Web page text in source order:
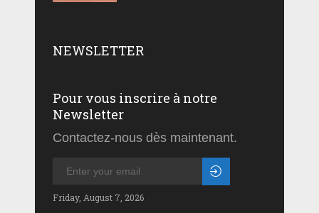
NEWSLETTER
Pour vous inscrire à notre
Newsletter
Contactez-nous dès maintenant.
Friday, August 7, 2026